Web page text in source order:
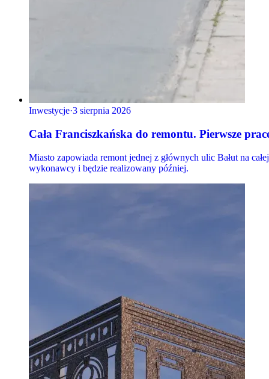
Inwestycje·3 sierpnia 2026
Cała Franciszkańska do remontu. Pierwsze
Miasto zapowiada remont jednej z głównych ulic Bałut na
wykonawcy i będzie realizowany później.